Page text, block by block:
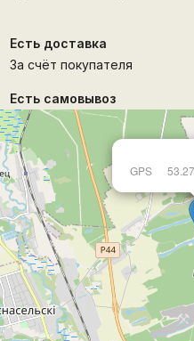
Есть доставка
За счёт покупателя
Есть самовывоз
GPS